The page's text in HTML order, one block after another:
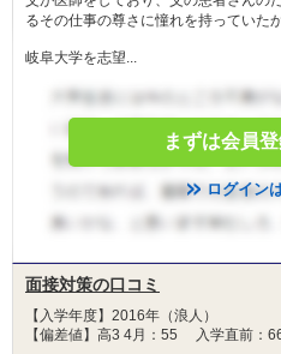
るその仕事の尊さに憧れを持っていたか
岐阜大学を志望...
まずは会員登
ログイン
面接対策の口コミ
【入学年度】2016年（浪人）
【偏差値】高3 4月：55 入学直前：